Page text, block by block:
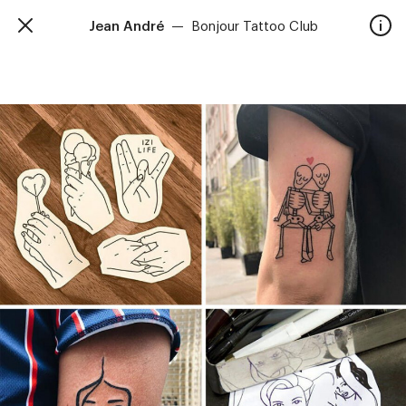
Accueil
Artistes
Animation
À propos
Contact
—
TalkieWalkie
40, rue Damrémont 75018 Paris
contact@talkiewalkie.tw
Suivez nous :Instagram Facebook
Jean André — Bonjour Tattoo Club